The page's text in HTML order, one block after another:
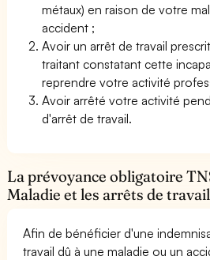
métaux) en raison de votre
accident ;
Avoir un arrêt de travail
traitant constatant cette
reprendre votre activité
Avoir arrêté votre activité
d'arrêt de travail.
La prévoyance obligatoire
Maladie et les arrêts de travail
Afin de bénéficier d'une
travail dû à une maladie ou un